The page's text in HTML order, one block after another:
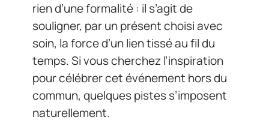
rien d’une formalité : il s’agit de
souligner, par un présent choisi avec
soin, la force d’un lien tissé au fil du
temps. Si vous cherchez l’inspiration
pour célébrer cet événement hors du
commun, quelques pistes s’imposent
naturellement.